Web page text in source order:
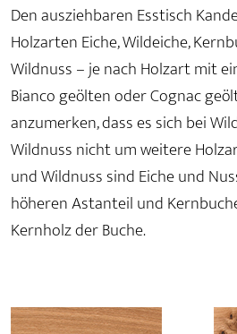
Den ausziehbaren Esstisch
Holzarten Eiche, Wildeiche,
Wildnuss – je nach Holzart mit
Bianco geölten oder Cognac
anzumerken, dass es sich bei
Wildnuss nicht um weitere
und Wildnuss sind Eiche und
höheren Astanteil und
Kernholz der Buche.